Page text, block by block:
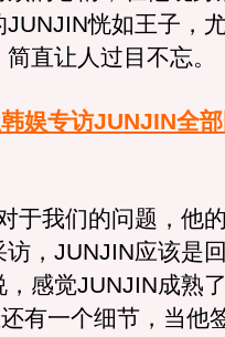
恍如王子，
直让人过目不忘。
娱专访JUNJIN全
我们的问题，他
，JUNJIN应该是
感觉JUNJIN成熟
有一个细节，当他